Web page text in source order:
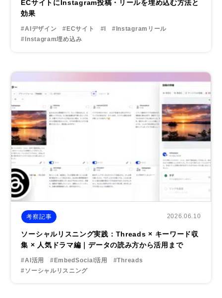
ECサイトにInstagram投稿・リールを埋め込む方法と
効果
#AIデザイン #ECサイト #I
#Instagramリール
#Instagram埋め込み
考察記事 2026.06.10
ソーシャルリスニング実践：Threads × キーワード収
集 × 人気ドラマ編｜データの読み方から活用まで
#AI活用 #EmbedSocial活用
#Threads
#ソーシャルリスニング